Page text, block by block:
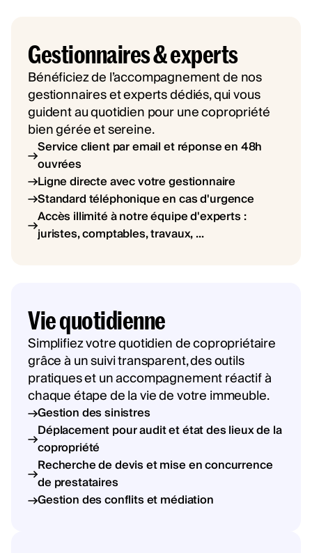
Gestionnaires & experts
Bénéficiez de l’accompagnement de nos
gestionnaires et experts dédiés, qui vous
guident au quotidien pour une copropriété
bien gérée et sereine.
Service client par email et réponse en 48h
ouvrées
Ligne directe avec votre gestionnaire
Standard téléphonique en cas d'urgence
Accès illimité à notre équipe d'experts :
juristes, comptables, travaux, ...
Vie quotidienne
Simplifiez votre quotidien de copropriétaire
grâce à un suivi transparent, des outils
pratiques et un accompagnement réactif à
chaque étape de la vie de votre immeuble.
Gestion des sinistres
Déplacement pour audit et état des lieux de la
copropriété
Recherche de devis et mise en concurrence
de prestataires
Gestion des conflits et médiation